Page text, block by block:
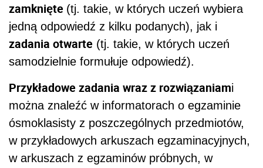
‎zamknięte (tj. takie, w których uczeń wybiera
jedną odpowiedź z kilku podanych), jak i
zadania otwarte (tj. takie, w których uczeń
samodzielnie formułuje odpowiedź). ‎
Przykładowe zadania wraz z rozwiązaniami
można znaleźć w informatorach o egzaminie
ósmoklasisty z poszczególnych przedmiotów,
w przykładowych arkuszach egzaminacyjnych,
w arkuszach z egzaminów próbnych, w